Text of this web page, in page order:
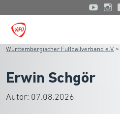
Württembergischer Fußballverband e.V. >
Erwin Schgör
Autor: 07.08.2026